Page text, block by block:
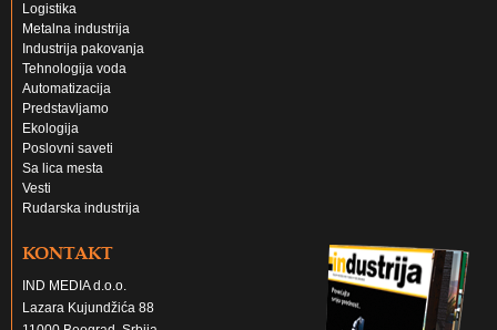
Logistika
Metalna industrija
Industrija pakovanja
Tehnologija voda
Automatizacija
Predstavljamo
Ekologija
Poslovni saveti
Sa lica mesta
Vesti
Rudarska industrija
KONTAKT
IND MEDIA d.o.o.
Lazara Kujundžića 88